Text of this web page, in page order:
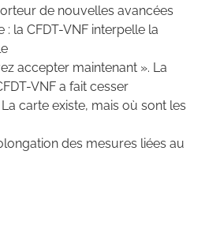
de nouvelles avancées
la CFDT-VNF interpelle la
accepter maintenant ». La
VNF a fait cesser
carte existe, mais où sont les
des mesures liées au